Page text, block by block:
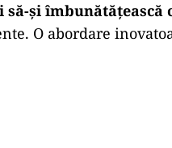
și îmbunătățească
O abordare